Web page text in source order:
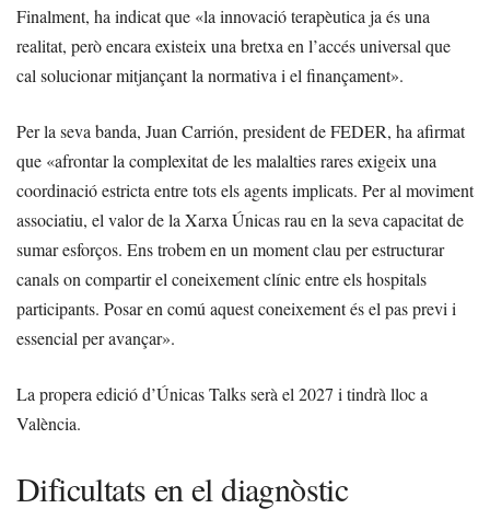
Finalment, ha indicat que «la innovació terapèutica ja és una
realitat, però encara existeix una bretxa en l’accés universal que
cal solucionar mitjançant la normativa i el finançament».
Per la seva banda, Juan Carrión, president de FEDER, ha afirmat
que «afrontar la complexitat de les malalties rares exigeix una
coordinació estricta entre tots els agents implicats. Per al moviment
associatiu, el valor de la Xarxa Únicas rau en la seva capacitat de
sumar esforços. Ens trobem en un moment clau per estructurar
canals on compartir el coneixement clínic entre els hospitals
participants. Posar en comú aquest coneixement és el pas previ i
essencial per avançar».
La propera edició d’Únicas Talks serà el 2027 i tindrà lloc a
València.
Dificultats en el diagnòstic